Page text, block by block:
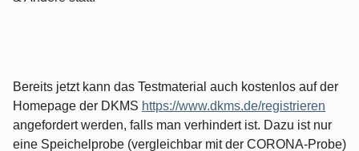
Bereits jetzt kann das Testmaterial auch kostenlos auf der
Homepage der DKMS https://www.dkms.de/registrieren
angefordert werden, falls man verhindert ist. Dazu ist nur
eine Speichelprobe (vergleichbar mit der CORONA-Probe)